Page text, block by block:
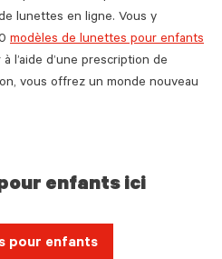
lunettes en ligne. Vous y
modèles de lunettes pour enfants
l’aide d’une prescription de
vous offrez un monde nouveau
enfants ici
pour enfants